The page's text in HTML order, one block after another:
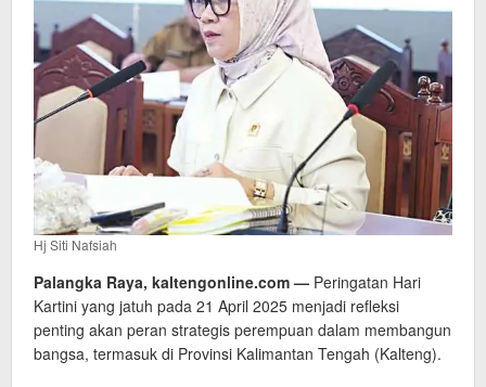
Hj Siti Nafsiah
Palangka Raya, kaltengonline.com — Peringatan Hari
Kartini yang jatuh pada 21 April 2025 menjadi refleksi
penting akan peran strategis perempuan dalam membangun
bangsa, termasuk di Provinsi Kalimantan Tengah (Kalteng).